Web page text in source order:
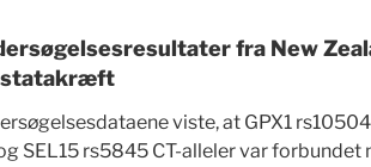
fra New
viste, at GPX1
SEL15 rs5845 CT-alleler var forbundet